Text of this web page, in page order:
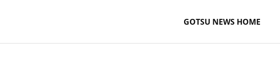
GOTSU NEWS HOME